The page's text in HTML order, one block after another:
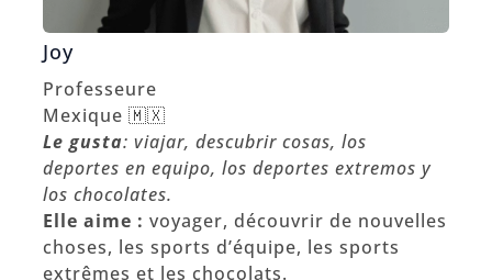
Joy
Professeure
Mexique 🇲🇽
Le gusta: viajar, descubrir cosas, los
deportes en equipo, los deportes extremos y
los chocolates.
Elle aime : voyager, découvrir de nouvelles
choses, les sports d’équipe, les sports
extrêmes et les chocolats.